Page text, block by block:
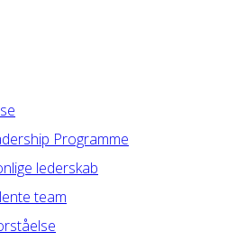
Programme
lederskab
team